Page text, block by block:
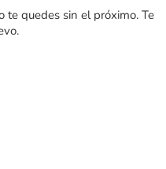
te quedes sin el próximo. Te